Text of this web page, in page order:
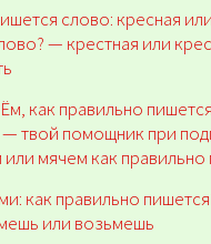
слово: кресная
— крестная или
как правильно
твой помощник при
мячем как правильно
как правильно
или возьмешь